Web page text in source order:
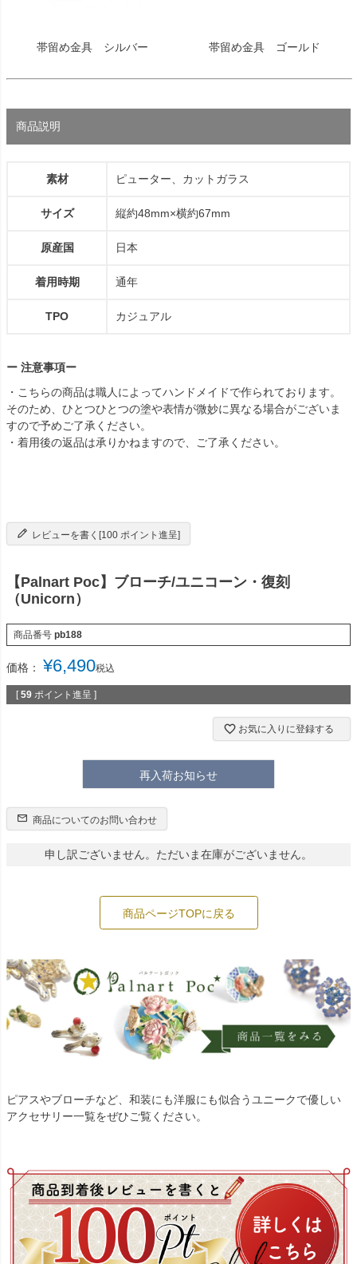
帯留め金具 シルバー 帯留め金具 ゴールド
商品説明
素材 ピューター、カットガラス
サイズ 縦約48mm×横約67mm
原産国 日本
着用時期 通年
TPO カジュアル
ー 注意事項ー
・こちらの商品は職人によってハンドメイドで作られております。
そのため、ひとつひとつの塗や表情が微妙に異なる場合がございま
すので予めご了承ください。
・着用後の返品は承りかねますので、ご了承ください。
レビューを書く[100 ポイント進呈]
【Palnart Poc】ブローチ/ユニコーン・復刻
（Unicorn）
商品番号 pb188
価格： ¥6,490税込
[ 59 ポイント進呈 ]
お気に入りに登録する
再入荷お知らせ
商品についてのお問い合わせ
申し訳ございません。ただいま在庫がございません。
商品ページTOPに戻る
ピアスやブローチなど、和装にも洋服にも似合うユニークで優しい
アクセサリー一覧をぜひご覧ください。